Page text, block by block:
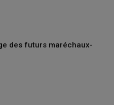
des futurs maréchaux-